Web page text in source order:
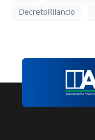
DecretoRilancio